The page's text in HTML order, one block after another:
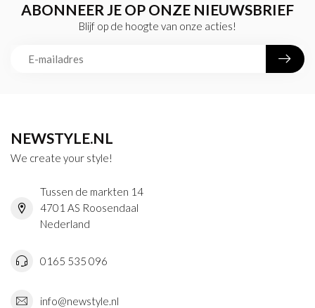
ABONNEER JE OP ONZE NIEUWSBRIEF
Blijf op de hoogte van onze acties!
NEWSTYLE.NL
We create your style!
Tussen de markten 14
4701 AS Roosendaal
Nederland
0165 535 096
info@newstyle.nl